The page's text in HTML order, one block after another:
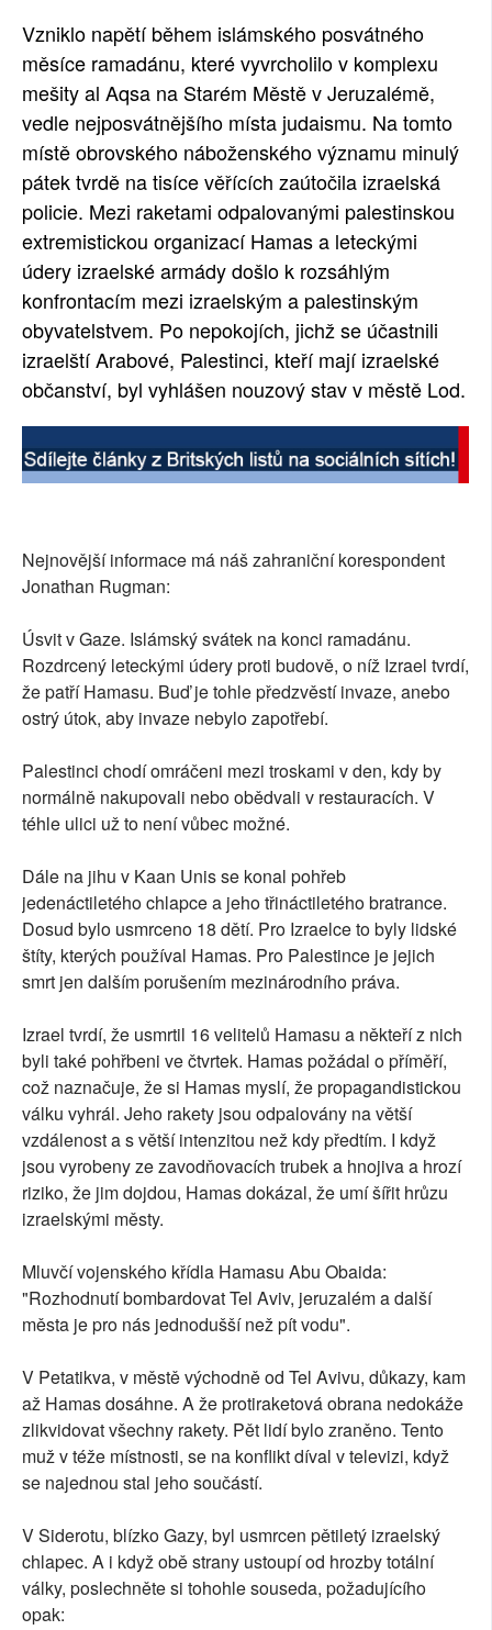
Vzniklo napětí během islámského posvátného
měsíce ramadánu, které vyvrcholilo v komplexu
mešity al Aqsa na Starém Městě v Jeruzalémě,
vedle nejposvátnějšího místa judaismu. Na tomto
místě obrovského náboženského významu minulý
pátek tvrdě na tisíce věřících zaútočila izraelská
policie. Mezi raketami odpalovanými palestinskou
extremistickou organizací Hamas a leteckými
údery izraelské armády došlo k rozsáhlým
konfrontacím mezi izraelským a palestinským
obyvatelstvem. Po nepokojích, jichž se účastnili
izraelští Arabové, Palestinci, kteří mají izraelské
občanství, byl vyhlášen nouzový stav v městě Lod.
Nejnovější informace má náš zahraniční korespondent
Jonathan Rugman:
Úsvit v Gaze. Islámský svátek na konci ramadánu.
Rozdrcený leteckými údery proti budově, o níž Izrael tvrdí,
že patří Hamasu. Buď je tohle předzvěstí invaze, anebo
ostrý útok, aby invaze nebylo zapotřebí.
Palestinci chodí omráčeni mezi troskami v den, kdy by
normálně nakupovali nebo obědvali v restauracích. V
téhle ulici už to není vůbec možné.
Dále na jihu v Kaan Unis se konal pohřeb
jedenáctiletého chlapce a jeho třináctiletého bratrance.
Dosud bylo usmrceno 18 dětí. Pro Izraelce to byly lidské
štíty, kterých používal Hamas. Pro Palestince je jejich
smrt jen dalším porušením mezinárodního práva.
Izrael tvrdí, že usmrtil 16 velitelů Hamasu a někteří z nich
byli také pohřbeni ve čtvrtek. Hamas požádal o příměří,
což naznačuje, že si Hamas myslí, že propagandistickou
válku vyhrál. Jeho rakety jsou odpalovány na větší
vzdálenost a s větší intenzitou než kdy předtím. I když
jsou vyrobeny ze zavodňovacích trubek a hnojiva a hrozí
riziko, že jim dojdou, Hamas dokázal, že umí šířit hrůzu
izraelskými městy.
Mluvčí vojenského křídla Hamasu Abu Obaida:
"Rozhodnutí bombardovat Tel Aviv, jeruzalém a další
města je pro nás jednodušší než pít vodu".
V Petatikva, v městě východně od Tel Avivu, důkazy, kam
až Hamas dosáhne. A že protiraketová obrana nedokáže
zlikvidovat všechny rakety. Pět lidí bylo zraněno. Tento
muž v téže místnosti, se na konflikt díval v televizi, když
se najednou stal jeho součástí.
V Siderotu, blízko Gazy, byl usmrcen pětiletý izraelský
chlapec. A i když obě strany ustoupí od hrozby totální
války, poslechněte si tohohle souseda, požadujícího
opak: